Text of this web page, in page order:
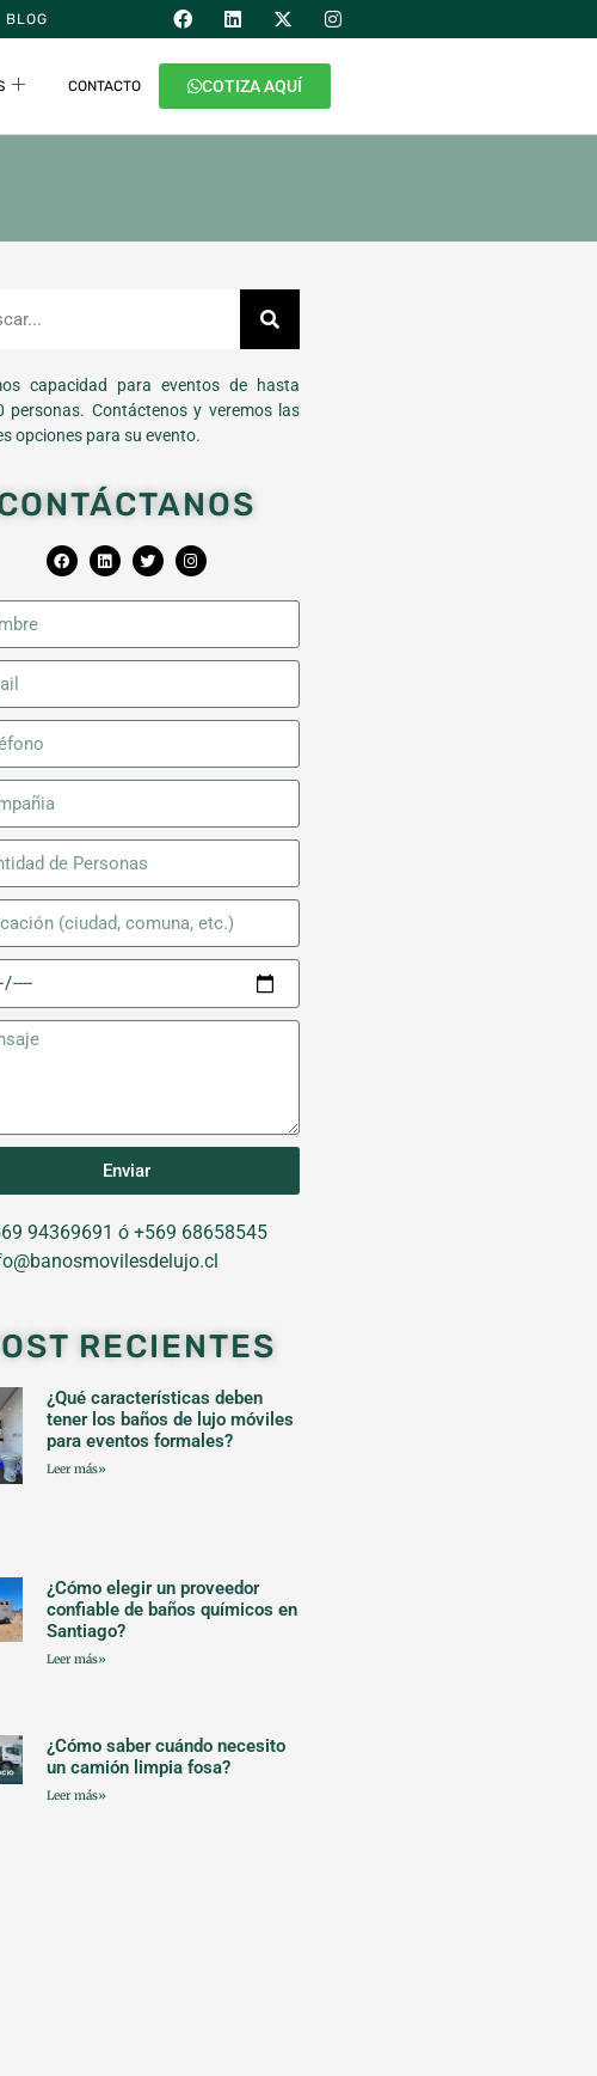
BLOG
CONTACTO COTIZA AQUÍ
capacidad para eventos de hasta
personas. Contáctenos y veremos las
opciones para su evento.
Enviar
94369691 ó +569 68658545
RECIENTES
¿Qué características deben
tener los baños de lujo móviles
para eventos formales?
Leer más»
¿Cómo elegir un proveedor
confiable de baños químicos en
Santiago?
Leer más»
¿Cómo saber cuándo necesito
un camión limpia fosa?
Leer más»